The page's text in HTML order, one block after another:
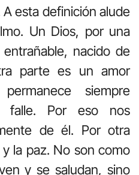
esta definición alude
Un Dios, por una
nacido de
parte es un amor
siempre
falle. Por eso nos
de él. Por otra
la paz. No son como
y se saludan, sino